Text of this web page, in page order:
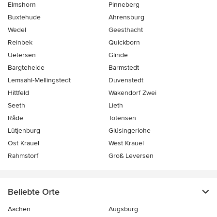
Elmshorn
Pinneberg
Buxtehude
Ahrensburg
Wedel
Geesthacht
Reinbek
Quickborn
Uetersen
Glinde
Bargteheide
Barmstedt
Lemsahl-Mellingstedt
Duvenstedt
Hittfeld
Wakendorf Zwei
Seeth
Lieth
Råde
Tötensen
Lütjenburg
Glüsingerlohe
Ost Krauel
West Krauel
Rahmstorf
Groß Leversen
Beliebte Orte
Aachen
Augsburg